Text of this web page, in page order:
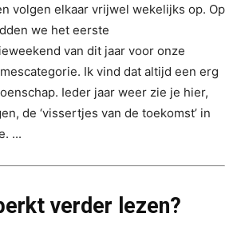
volgen elkaar vrijwel wekelijks op. Op
we het eerste
van dit jaar voor onze
Ik vind dat altijd een erg
Ieder jaar weer zie je hier,
de ‘vissertjes van de toekomst’ in
...
verder lezen?